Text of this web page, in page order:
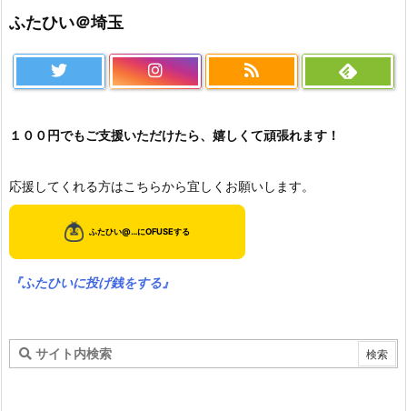
ふたひい＠埼玉
１００円でもご支援いただけたら、嬉しくて頑張れます！
応援してくれる方はこちらから宜しくお願いします。
『ふたひいに投げ銭をする』